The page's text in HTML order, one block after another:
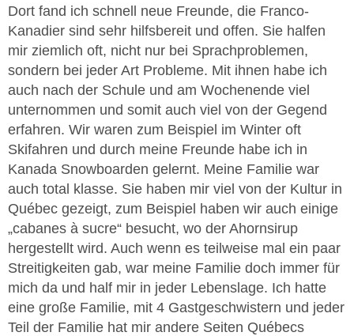
Dort fand ich schnell neue Freunde, die Franco-
Kanadier sind sehr hilfsbereit und offen. Sie halfen
mir ziemlich oft, nicht nur bei Sprachproblemen,
sondern bei jeder Art Probleme. Mit ihnen habe ich
auch nach der Schule und am Wochenende viel
unternommen und somit auch viel von der Gegend
erfahren. Wir waren zum Beispiel im Winter oft
Skifahren und durch meine Freunde habe ich in
Kanada Snowboarden gelernt. Meine Familie war
auch total klasse. Sie haben mir viel von der Kultur in
Québec gezeigt, zum Beispiel haben wir auch einige
„cabanes à sucre“ besucht, wo der Ahornsirup
hergestellt wird. Auch wenn es teilweise mal ein paar
Streitigkeiten gab, war meine Familie doch immer für
mich da und half mir in jeder Lebenslage. Ich hatte
eine große Familie, mit 4 Gastgeschwistern und jeder
Teil der Familie hat mir andere Seiten Québecs